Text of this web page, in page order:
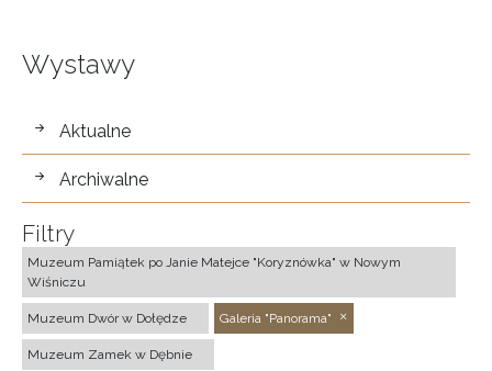
Wystawy
wystawy
Aktualne
Archiwalne
Filtry
Muzeum Pamiątek po Janie Matejce "Koryznówka" w Nowym
Wiśniczu
Muzeum Dwór w Dołędze Galeria "Panorama"
Muzeum Zamek w Dębnie